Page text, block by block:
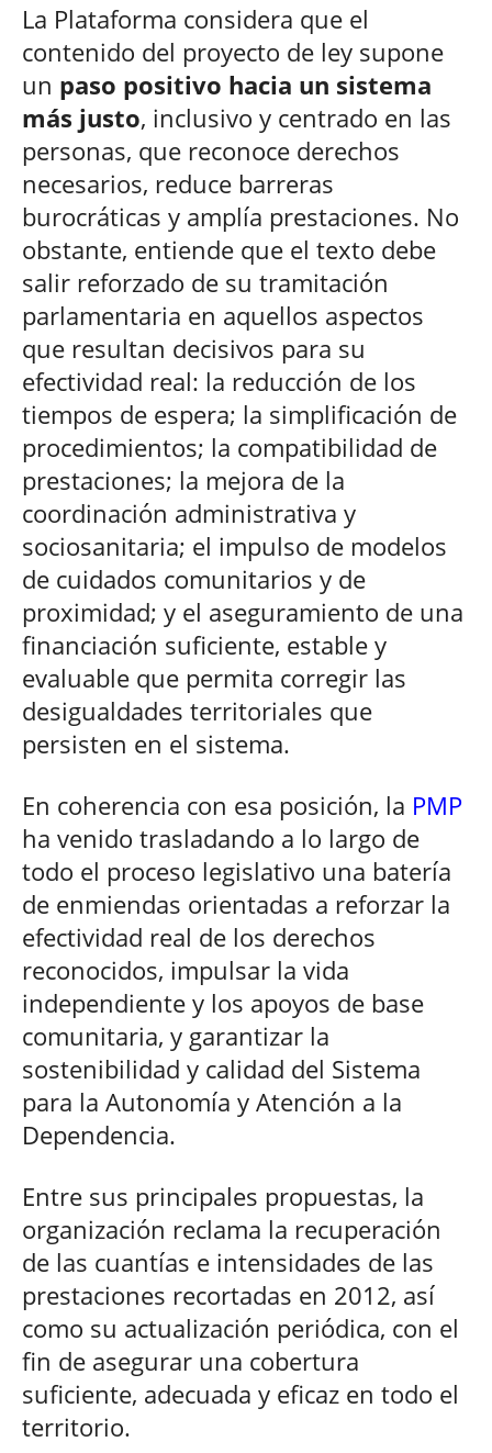
La Plataforma considera que el
contenido del proyecto de ley supone
un paso positivo hacia un sistema
más justo, inclusivo y centrado en las
personas, que reconoce derechos
necesarios, reduce barreras
burocráticas y amplía prestaciones. No
obstante, entiende que el texto debe
salir reforzado de su tramitación
parlamentaria en aquellos aspectos
que resultan decisivos para su
efectividad real: la reducción de los
tiempos de espera; la simplificación de
procedimientos; la compatibilidad de
prestaciones; la mejora de la
coordinación administrativa y
sociosanitaria; el impulso de modelos
de cuidados comunitarios y de
proximidad; y el aseguramiento de una
financiación suficiente, estable y
evaluable que permita corregir las
desigualdades territoriales que
persisten en el sistema.
En coherencia con esa posición, la PMP
ha venido trasladando a lo largo de
todo el proceso legislativo una batería
de enmiendas orientadas a reforzar la
efectividad real de los derechos
reconocidos, impulsar la vida
independiente y los apoyos de base
comunitaria, y garantizar la
sostenibilidad y calidad del Sistema
para la Autonomía y Atención a la
Dependencia.
Entre sus principales propuestas, la
organización reclama la recuperación
de las cuantías e intensidades de las
prestaciones recortadas en 2012, así
como su actualización periódica, con el
fin de asegurar una cobertura
suficiente, adecuada y eficaz en todo el
territorio.